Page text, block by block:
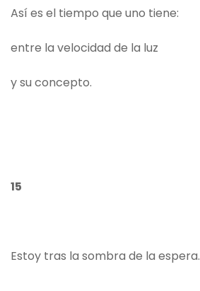
Así es el tiempo que uno tiene:
entre la velocidad de la luz
y su concepto.
15
Estoy tras la sombra de la espera.